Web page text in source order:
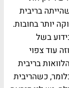
בריבית
יותר בחובות.
בשל
הריבית במשק, מ-0.1% ל-3.25% (וזה עוד צפוי
בריבית
כשהריבית